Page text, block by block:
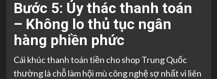
Bước 5: Ủy thác thanh toán
– Không lo thủ tục ngân
hàng phiền phức
Cái khúc thanh toán tiền cho shop Trung Quốc
thường là chỗ làm hội mù công nghệ sợ nhất vì liên